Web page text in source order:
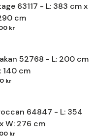
63117 - L: 383 cm x
cm
kr
52768 - L: 200 cm
140 cm
kr
64847 - L: 354
W: 276 cm
kr